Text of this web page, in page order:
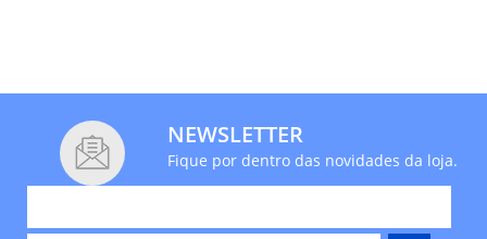
NEWSLETTER
Fique por dentro das novidades da loja.